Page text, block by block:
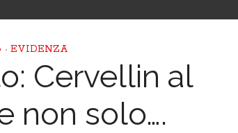
• EVIDENZA
Cervellin al
non solo….